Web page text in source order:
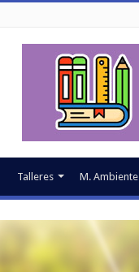
Talleres M. Ambiente